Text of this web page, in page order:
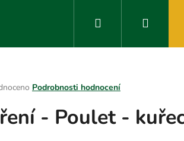
Hledat
Podrobnosti hodnocení
- Poulet -